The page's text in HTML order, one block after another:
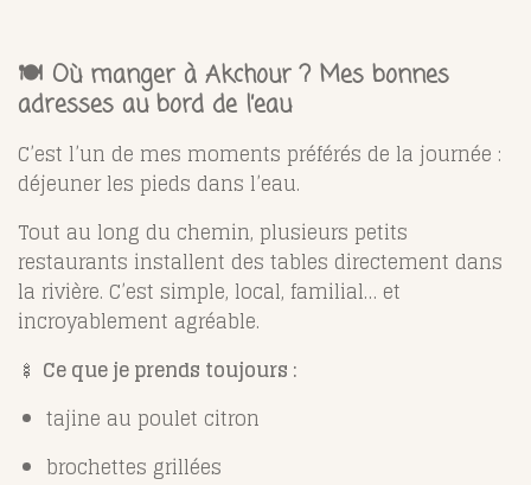
🍽️ Où manger à Akchour ? Mes bonnes
adresses au bord de l’eau
C’est l’un de mes moments préférés de la journée :
déjeuner les pieds dans l’eau.
Tout au long du chemin, plusieurs petits
restaurants installent des tables directement dans
la rivière. C’est simple, local, familial… et
incroyablement agréable.
🍢 Ce que je prends toujours :
tajine au poulet citron
brochettes grillées